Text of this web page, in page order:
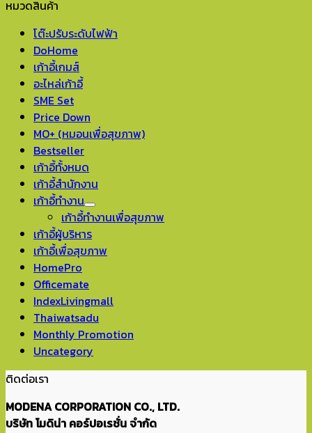
หมวดสินค้า
โต๊ะปรับระดับไฟฟ้า
DoHome
เก้าอี้เกมส์
อะไหล่เก้าอี้
SME Set
Price Down
MO+ (หมอนเพื่อสุขภาพ)
Bestseller
เก้าอี้ทั้งหมด
เก้าอี้สำนักงาน
เก้าอี้ทำงาน
เก้าอี้ทำงานเพื่อสุขภาพ
เก้าอี้ผู้บริหาร
เก้าอี้เพื่อสุขภาพ
HomePro
Officemate
IndexLivingmall
Thaiwatsadu
Monthly Promotion
Uncategory
ติดต่อเรา
MODENA CORPORATION CO., LTD.
บริษัท โมดิน่า คอร์ปอเรชั่น จำกัด